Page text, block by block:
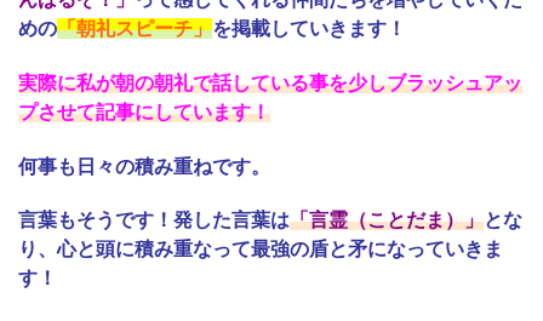
めの「朝礼スピーチ」を掲載していきます！
実際に私が朝の朝礼で話している事を少しブラッシュアッ
プさせて記事にしています！
何事も日々の積み重ねです。
言葉もそうです！発した言葉は「言霊（ことだま）」とな
り、心と頭に積み重なって最強の盾と矛になっていきま
す！